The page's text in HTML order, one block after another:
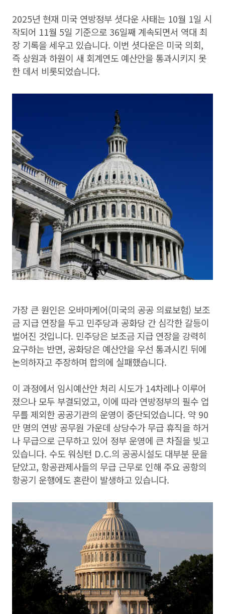
2025년 현재 미국 연방정부 셧다운 사태는 10월 1일 시
작되어 11월 5일 기준으로 36일째 계속되면서 역대 최
장 기록을 세우고 있습니다. 이번 셧다운은 미국 의회,
즉 상원과 하원이 새 회계연도 예산안을 통과시키지 못
한 데서 비롯되었습니다.
가장 큰 원인은 오바마케어(미국의 공공 의료보험) 보조
금 지급 연장을 두고 민주당과 공화당 간 심각한 갈등이
벌어진 것입니다. 민주당은 보조금 지급 연장을 강력히
요구하는 반면, 공화당은 예산안을 우선 통과시킨 뒤에
논의하자고 주장하며 합의에 실패했습니다.
이 과정에서 임시예산안 처리 시도가 14차례나 이루어
졌으나 모두 부결되었고, 이에 따라 연방정부의 필수 업
무를 제외한 공공기관의 운영이 중단되었습니다. 약 90
만 명의 연방 공무원 가운데 상당수가 무급 휴직을 하거
나 무급으로 근무하고 있어 정부 운영에 큰 차질을 빚고
있습니다. 수도 워싱턴 D.C.의 공공시설도 대부분 문을
닫았고, 항공관제사들의 무급 근무로 인해 주요 공항의
항공기 운행에도 혼란이 발생하고 있습니다.